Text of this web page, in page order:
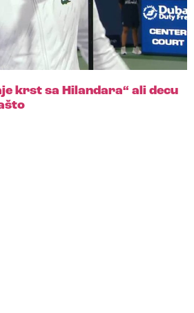
krst sa Hilandara“ ali decu